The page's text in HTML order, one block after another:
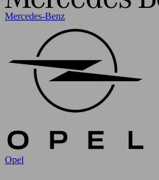
Mercedes-Benz
Opel